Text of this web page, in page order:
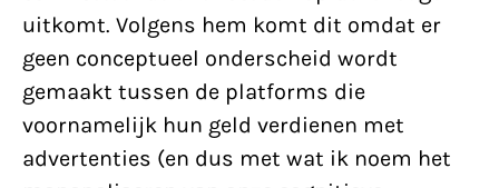
uitkomt. Volgens hem komt dit omdat er
geen conceptueel onderscheid wordt
gemaakt tussen de platforms die
voornamelijk hun geld verdienen met
advertenties (en dus met wat ik noem het